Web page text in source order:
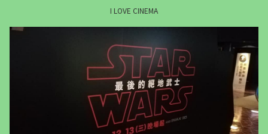
I LOVE CINEMA